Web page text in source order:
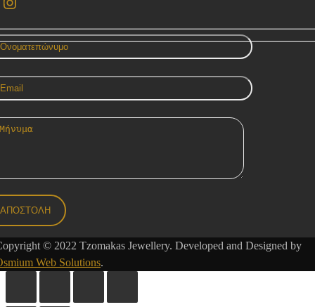
© 2022 Tzomakas Jewellery. Developed and Designed by
Web Solutions.